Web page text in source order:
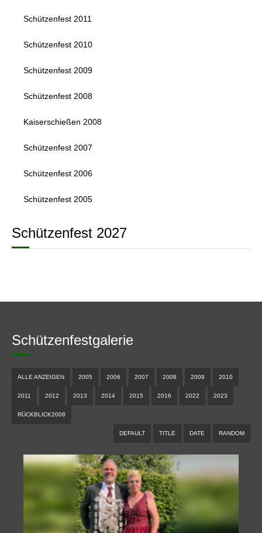
Schützenfest 2011
Schützenfest 2010
Schützenfest 2009
Schützenfest 2008
Kaiserschießen 2008
Schützenfest 2007
Schützenfest 2006
Schützenfest 2005
Schützenfest 2027
Schützenfestgalerie
ALLE ANZEIGEN 2005 2006 2007 2008 2009 2010
2011 2012 2013 2014 2015 2016 2022 2023
RÜCKBLICK2008
DEFAULT TITLE DATE RANDOM